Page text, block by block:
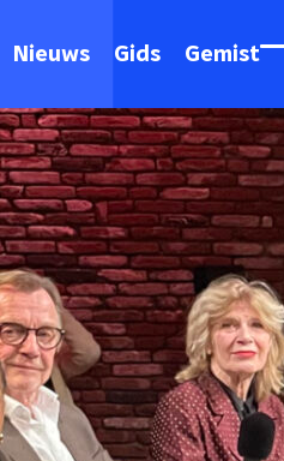
Nieuws Gids Gemist